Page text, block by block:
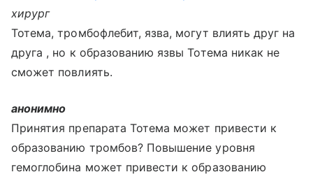
хирург
Тотема, тромбофлебит, язва, могут влиять друг на
друга , но к образованию язвы Тотема никак не
сможет повлиять.
анонимно
Принятия препарата Тотема может привести к
образованию тромбов? Повышение уровня
гемоглобина может привести к образованию